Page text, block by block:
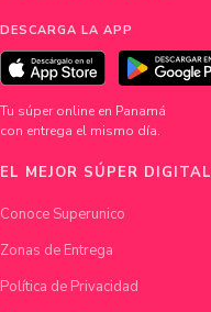
DESCARGA LA APP
Tu súper online en Panamá
con entrega el mismo día.
EL MEJOR SÚPER DIGITAL
Conoce Superunico
Zonas de Entrega
Política de Privacidad